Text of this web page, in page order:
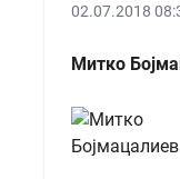
02.07.2018
Митко